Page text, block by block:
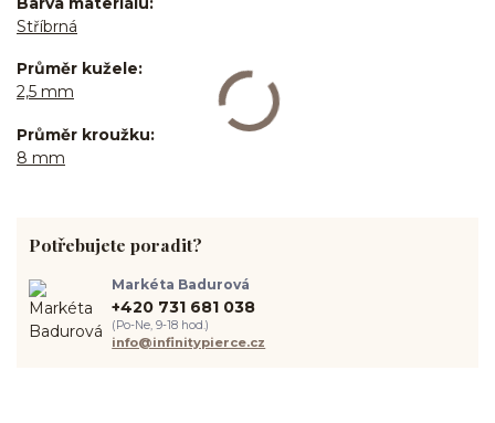
Stříbrná
Průměr kužele
2,5 mm
Průměr kroužku
8 mm
Potřebujete poradit?
Markéta Badurová
+420 731 681 038
(Po-Ne, 9-18 hod.)
info@infinitypierce.cz